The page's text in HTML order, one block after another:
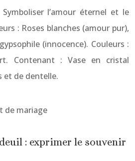
l’amour éternel et le
: Roses blanches (amour pur),
(innocence). Couleurs :
Contenant : Vase en cristal
et de dentelle.
: exprimer le souvenir